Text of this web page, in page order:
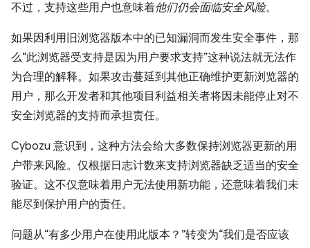
不过，支持这些用户也意味着他们仍会面临安全风险。
如果因利用旧浏览器版本中的已知漏洞而发生安全事件，那
么“此浏览器受支持是因为用户要求支持”这种说法就无法作
为合理的解释。如果攻击蔓延到其他正确维护更新浏览器的
用户，那么开发者和其他项目利益相关者将因未能停止对不
安全浏览器的支持而承担责任。
Cybozu 意识到，这种方法会给大多数保持浏览器更新的用
户带来风险。仅根据日志计数来支持浏览器缺乏适当的安全
验证。这不仅意味着用户无法使用新功能，还意味着我们未
能尽到保护用户的责任。
问题从“有多少用户在使用此版本？”转变为“我们是否应该